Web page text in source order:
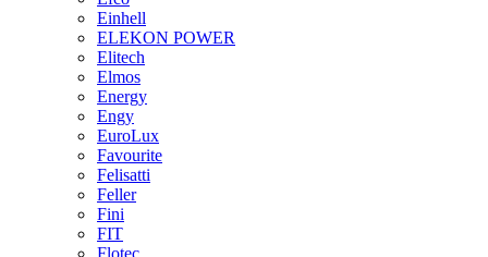
Einhell
ELEKON POWER
Elitech
Elmos
Energy
Engy
EuroLux
Favourite
Felisatti
Feller
Fini
FIT
Flotec